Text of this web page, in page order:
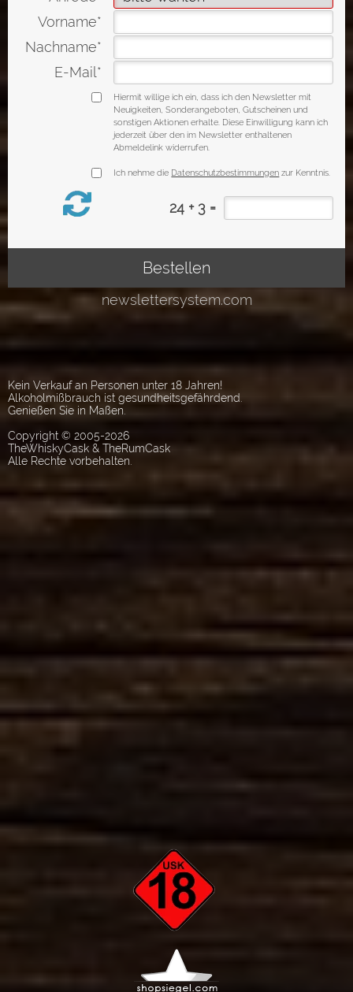
Kein Verkauf an Personen unter 18 Jahren!
Alkoholmißbrauch ist gesundheitsgefährdend.
Genießen Sie in Maßen.
Copyright © 2005-2026
TheWhiskyCask & TheRumCask
Alle Rechte vorbehalten.